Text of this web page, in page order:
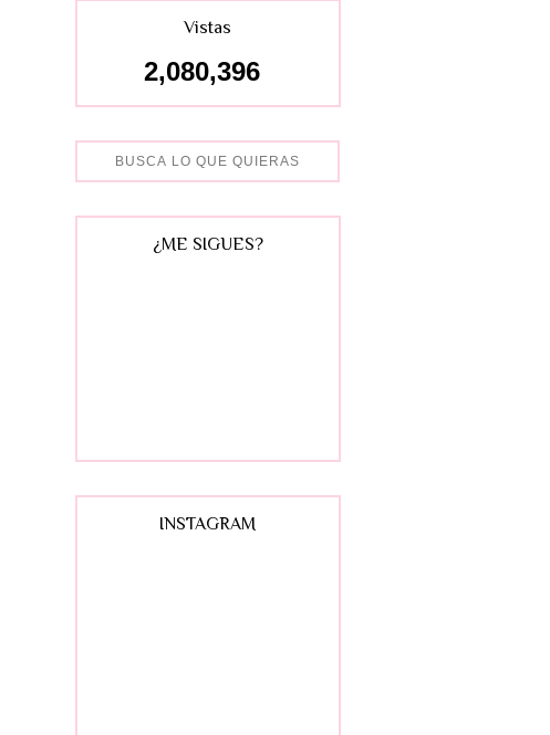
Vistas
2,080,396
¿ME SIGUES?
INSTAGRAM